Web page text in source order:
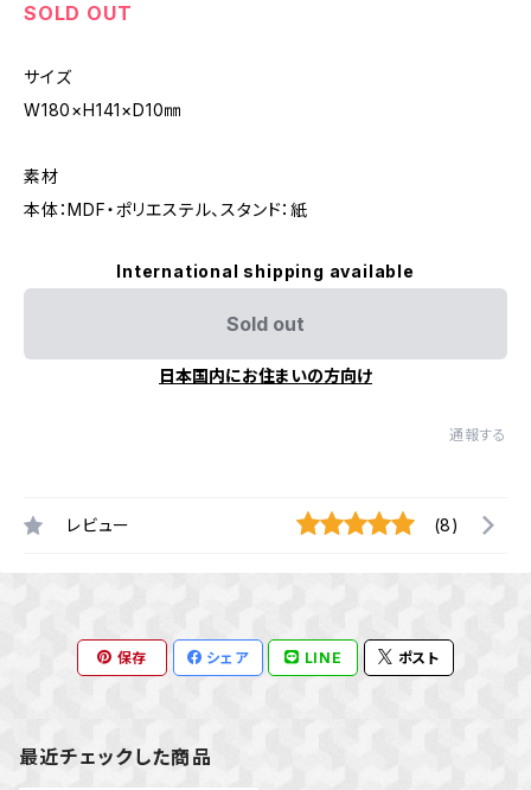
SOLD OUT
サイズ
W180×H141×D10㎜
素材
本体：MDF・ポリエステル、スタンド：紙
International shipping available
Sold out
日本国内にお住まいの方向け
通報する
レビュー (8)
保存 シェア LINE ポスト
最近チェックした商品